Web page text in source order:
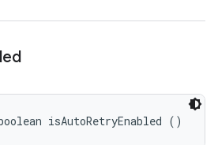
isAutoRetryEnabled ()